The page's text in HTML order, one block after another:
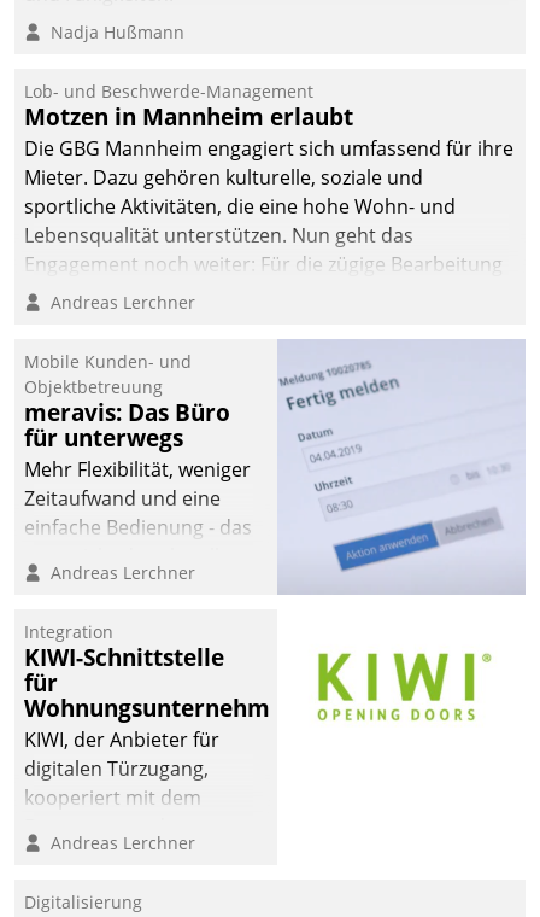
Nadja Hußmann
Lob- und Beschwerde-Management
Motzen in Mannheim erlaubt
Die GBG Mannheim engagiert sich umfassend für ihre
Mieter. Dazu gehören kulturelle, soziale und
sportliche Aktivitäten, die eine hohe Wohn- und
Lebensqualität unterstützen. Nun geht das
Engagement noch weiter: Für die zügige Bearbeitung
von Beschwerden – oder Lob – richtet das
und Beschwerde-Management einen eigenen Kanal
ein.
Andreas Lerchner
Mobile Kunden- und
Objektbetreuung
meravis: Das Büro
für unterwegs
Mehr Flexibilität, weniger
Zeitaufwand und eine
einfache Bedienung - das
Cockpit für mobile
Datatrain. Die meravis
Wohnungsbau- und
Immobilien GmbH hat
sich dabei für den Betrieb
der Lösung über die SAP
Cloud Platform
Unternehmen am
Andreas Lerchner
Integration
KIWI-Schnittstelle
für
Wohnungsunternehmen
KIWI, der Anbieter für
digitalen Türzugang,
kooperiert mit dem
Softwareentwicklungshaus
Andreas Lerchner
Digitalisierung